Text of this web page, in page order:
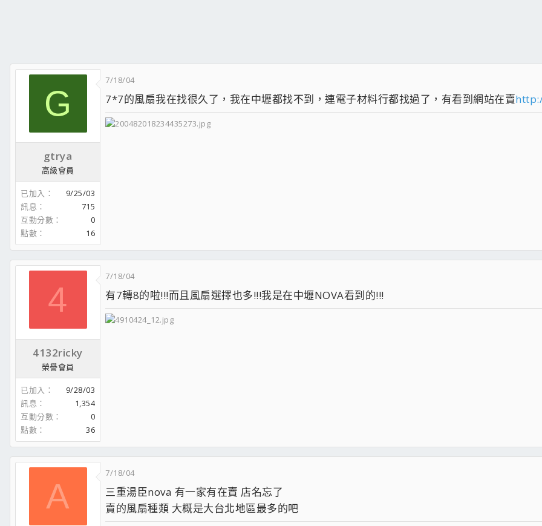
G
gtrya
高級會員
已加入
9/25/03
訊息
715
互動分數
0
點數
16
7/18/04
7*7的風扇我在找很久了，我在中壢都找不到，連電子材料行都找過了，有看到網站在賣
4
4132ricky
榮譽會員
已加入
9/28/03
訊息
1,354
互動分數
0
點數
36
7/18/04
有7轉8的啦!!!而且風扇選擇也多!!!我是在中壢NOVA看到的!!!
A
7/18/04
三重湯臣nova 有一家有在賣 店名忘了
賣的風扇種類 大概是大台北地區最多的吧